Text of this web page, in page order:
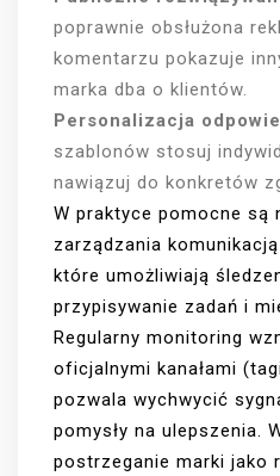
poprawnie obsłużona
komentarzu pokazuje
marka dba o klientów.
Personalizacja
szablonów stosuj
nawiązuj do konkretów
W praktyce pomocne są
zarządzania
które umożliwiają
przypisywanie zadań i
Regularny monitoring
oficjalnymi kanałami
pozwala wychwycić
pomysły na ulepszenia.
postrzeganie marki jako